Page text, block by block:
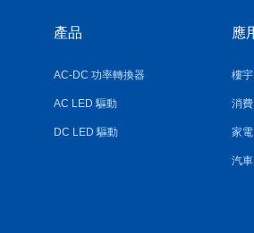
產品
AC-DC 功率轉換器
AC LED 驅動
DC LED 驅動
應
樓
消
家電
汽車